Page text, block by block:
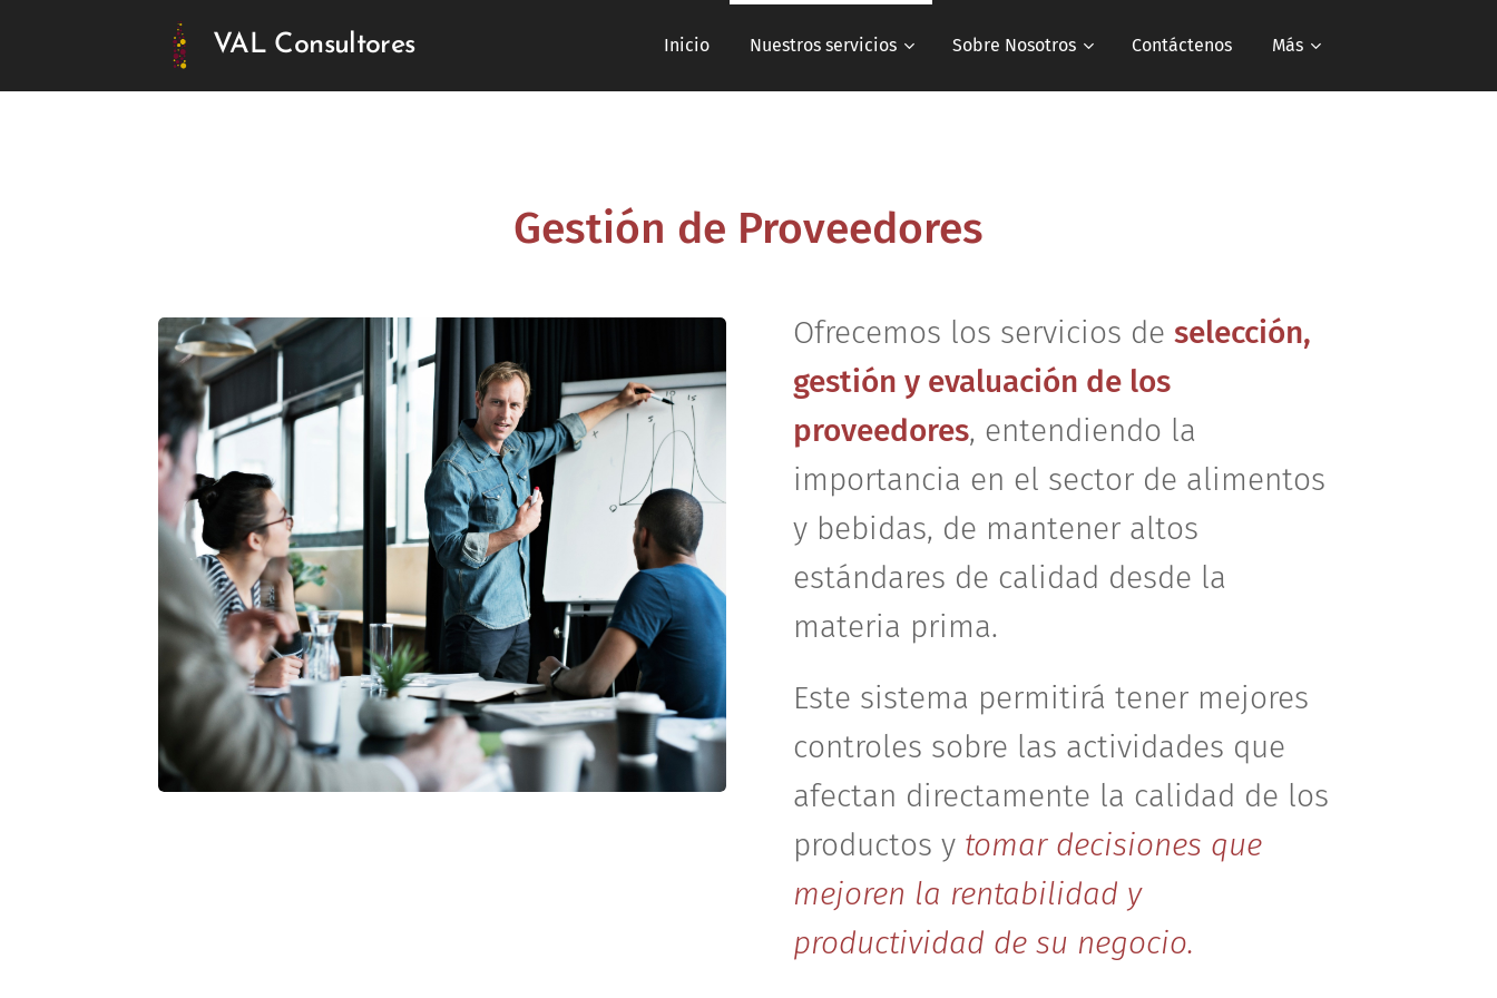
VAL Consultores Inicio Nuestros servicios Sobre Nosotros Contáctenos Más
Gestión de Proveedores
Ofrecemos los servicios deselección,
gestión y evaluación de los
proveedores, entendiendo la
importancia en el sector de alimentos
y bebidas, de mantener altos
estándares de calidad desde la
materia prima.
Este sistema permitirá tener mejores
controles sobre las actividades que
afectan directamente la calidad de los
productos y tomar decisiones que
mejoren la rentabilidad y
productividad de su negocio.